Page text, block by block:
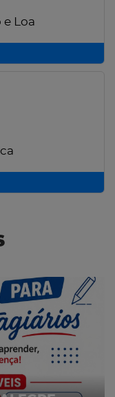
e Loa